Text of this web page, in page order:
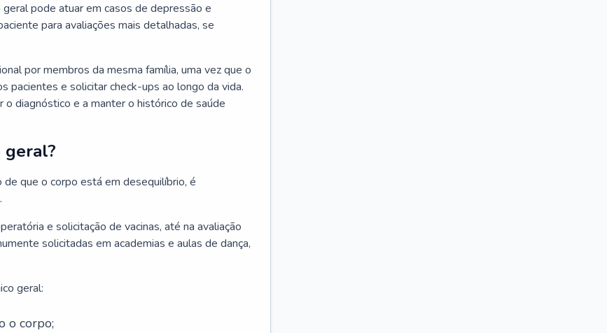
pode atuar em casos de depressão e
para avaliações mais detalhadas, se
por membros da mesma família, uma vez que o
pacientes e solicitar check-ups ao longo da vida.
o diagnóstico e a manter o histórico de saúde
geral?
que o corpo está em desequilíbrio, é
e solicitação de vacinas, até na avaliação
solicitadas em academias e aulas de dança,
geral:
o corpo;